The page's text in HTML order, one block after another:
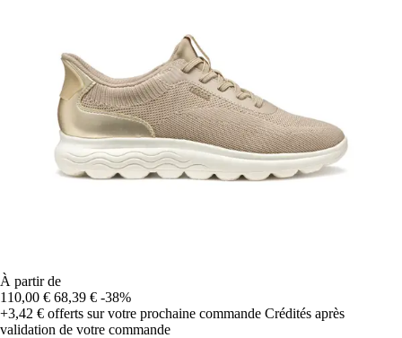
À partir de
110,00 € 68,39 € -38%
+3,42 € offerts sur votre prochaine commande Crédités après
validation de votre commande